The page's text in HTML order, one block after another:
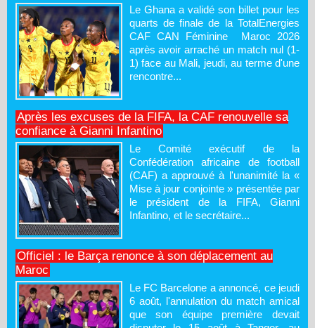
Le Ghana a validé son billet pour les
quarts de finale de la TotalEnergies
CAF CAN Féminine Maroc 2026
après avoir arraché un match nul (1-
1) face au Mali, jeudi, au terme d'une
rencontre...
Après les excuses de la FIFA, la CAF renouvelle sa
confiance à Gianni Infantino
Le Comité exécutif de la
Confédération africaine de football
(CAF) a approuvé à l'unanimité la «
Mise à jour conjointe » présentée par
le président de la FIFA, Gianni
Infantino, et le secrétaire...
Officiel : le Barça renonce à son déplacement au
Maroc
Le FC Barcelone a annoncé, ce jeudi
6 août, l'annulation du match amical
que son équipe première devait